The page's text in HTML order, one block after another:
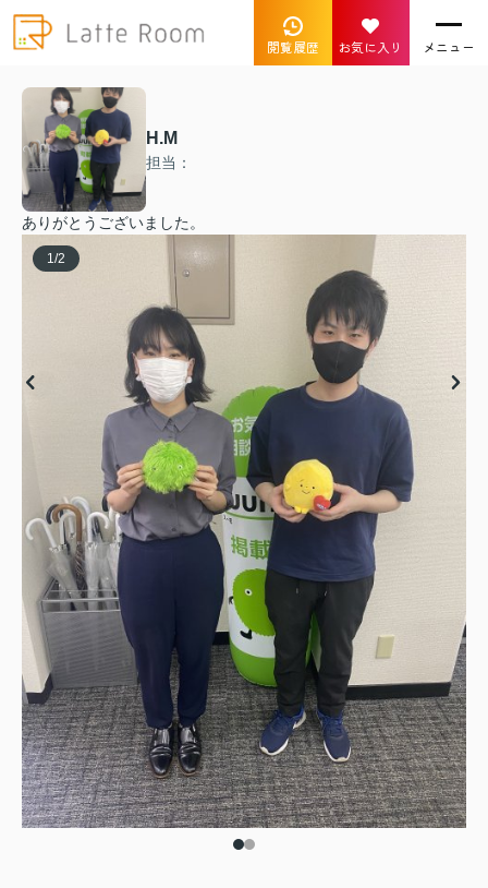
閲覧履歴 お気に入り メニュー
H.M
担当：
ありがとうございました。
1 /2